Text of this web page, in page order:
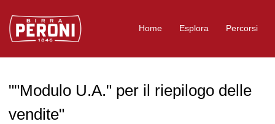
Logo Birra Peroni
Home Esplora Percorsi
""Modulo U.A." per il riepilogo delle
vendite"